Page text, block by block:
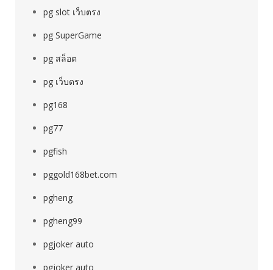
pg slot เว็บตรง
pg SuperGame
pg สล็อต
pg เว็บตรง
pg168
pg77
pgfish
pggold168bet.com
pgheng
pgheng99
pgjoker auto
pgjoker auto